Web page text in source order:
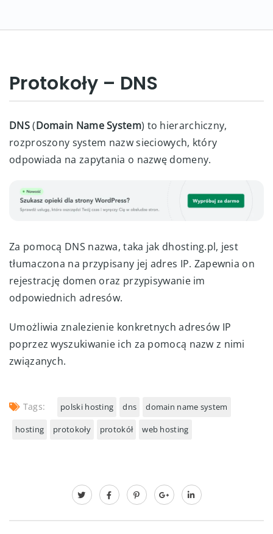
Protokoły – DNS
DNS(Domain Name System) to hierarchiczny,
rozproszony system nazw sieciowych, który
odpowiada na zapytania o nazwę domeny.
Za pomocą DNS nazwa, taka jak dhosting.pl, jest
tłumaczona na przypisany jej adres IP. Zapewnia on
rejestrację domen oraz przypisywanie im
odpowiednich adresów.
Umożliwia znalezienie konkretnych adresów IP
poprzez wyszukiwanie ich za pomocą nazw z nimi
związanych.
Tags: polski hosting dns domain name system
hosting protokoły protokół web hosting